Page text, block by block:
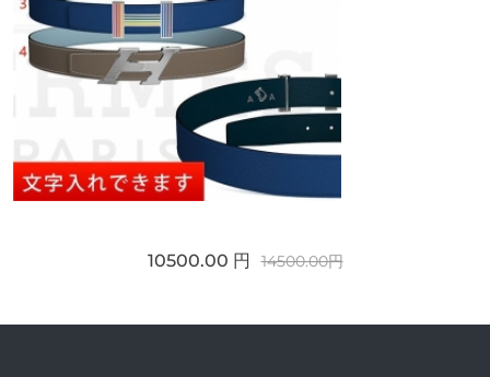
10500.00 円 14500.00円